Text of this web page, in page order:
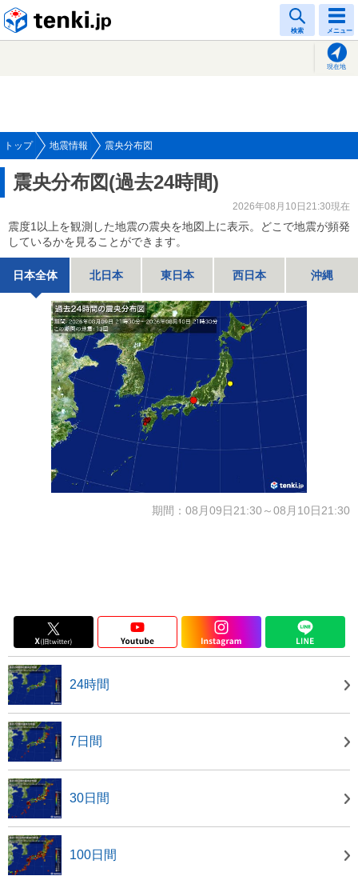
検索 メニュー
現在地
トップ 地震情報 震央分布図
震央分布図(過去24時間)
2026年08月10日21:30現在
震度1以上を観測した地震の震央を地図上に表示。どこで地震が頻発
しているかを見ることができます。
日本全体 北日本 東日本 西日本 沖縄
期間：08月09日21:30～08月10日21:30
24時間
7日間
30日間
100日間